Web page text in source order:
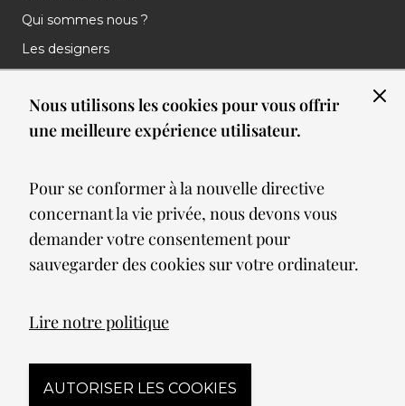
Nous utilisons les cookies pour vous offrir
une meilleure expérience utilisateur.
Pour se conformer à la nouvelle directive
concernant la vie privée, nous devons vous
demander votre consentement pour
sauvegarder des cookies sur votre ordinateur.
Lire notre politique
AUTORISER LES COOKIES
Qui sommes nous ?
Les designers
Nos réalisations
Nos Clients
Meilleures ventes
Blog
© 2026 Spot lumiere led. All Rights Reserved
Mentions légales